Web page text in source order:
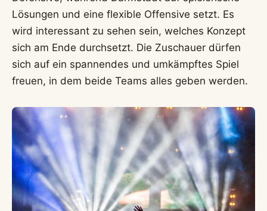
Lösungen und eine flexible Offensive setzt. Es
wird interessant zu sehen sein, welches Konzept
sich am Ende durchsetzt. Die Zuschauer dürfen
sich auf ein spannendes und umkämpftes Spiel
freuen, in dem beide Teams alles geben werden.